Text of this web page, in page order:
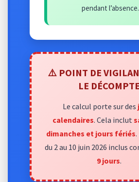
pendant l’absence.
⚠️ POINT DE
LE DÉCOMPTE
Le calcul porte sur des
calendaires. Cela inclut
dimanches et jours fériés
du 2 au 10 juin 2026 inclus
9 jours.